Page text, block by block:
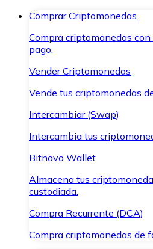
Comprar Criptomonedas
Compra criptomonedas
pago.
Vender Criptomonedas
Vende tus criptomonedas
Intercambiar (Swap)
Intercambia tus
Bitnovo Wallet
Almacena tus
custodiada.
Compra Recurrente (DCA)
Compra criptomonedas de